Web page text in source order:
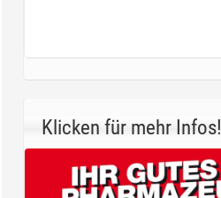
Klicken für mehr Infos!